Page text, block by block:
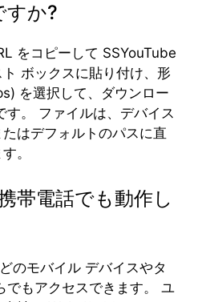
すか?
をコピーして SSYouTube
ボックスに貼り付け、形
を選択して、ダウンロー
す。 ファイルは、デバイス
はデフォルトのパスに直
。
帯電話でも動作し
のモバイル デバイスやタ
でもアクセスできます。 ユ